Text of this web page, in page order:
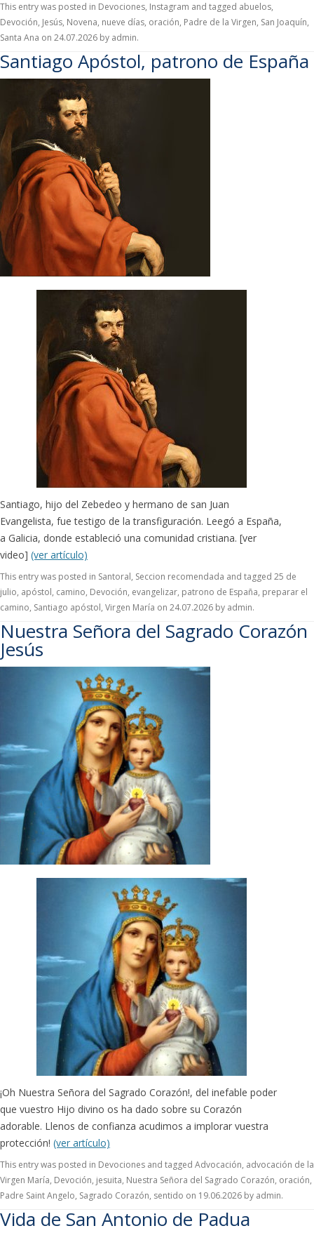
This entry was posted in Devociones, Instagram and tagged abuelos,
Devoción, Jesús, Novena, nueve días, oración, Padre de la Virgen, San Joaquín,
Santa Ana on 24.07.2026 by admin.
Santiago Apóstol, patrono de España
Santiago, hijo del Zebedeo y hermano de san Juan
Evangelista, fue testigo de la transfiguración. Leegó a España,
a Galicia, donde estableció una comunidad cristiana. [ver
video] (ver artículo)
This entry was posted in Santoral, Seccion recomendada and tagged 25 de
julio, apóstol, camino, Devoción, evangelizar, patrono de España, preparar el
camino, Santiago apóstol, Virgen María on 24.07.2026 by admin.
Nuestra Señora del Sagrado Corazón
Jesús
¡Oh Nuestra Señora del Sagrado Corazón!, del inefable poder
que vuestro Hijo divino os ha dado sobre su Corazón
adorable. Llenos de confianza acudimos a implorar vuestra
protección! (ver artículo)
This entry was posted in Devociones and tagged Advocación, advocación de la
Virgen María, Devoción, jesuita, Nuestra Señora del Sagrado Corazón, oración,
Padre Saint Angelo, Sagrado Corazón, sentido on 19.06.2026 by admin.
Vida de San Antonio de Padua